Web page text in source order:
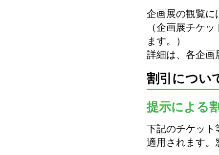
企画展の観覧に
（企画展チケ
ます。）
詳細は、各企画
割引につい
提示による
下記のチケット
適用されます。